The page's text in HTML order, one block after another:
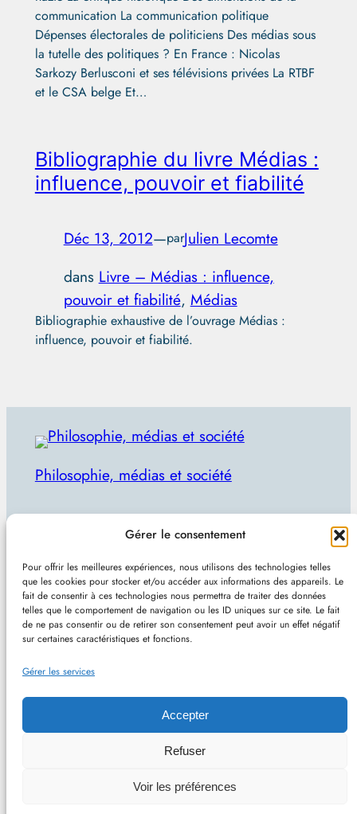
Gérer le consentement
Pour offrir les meilleures expériences, nous utilisons des technologies telles
que les cookies pour stocker et/ou accéder aux informations des appareils. Le
fait de consentir à ces technologies nous permettra de traiter des données
telles que le comportement de navigation ou les ID uniques sur ce site. Le fait
de ne pas consentir ou de retirer son consentement peut avoir un effet négatif
sur certaines caractéristiques et fonctions.
Gérer les services
Accepter
Refuser
Voir les préférences
communication La communication politique
Dépenses électorales de politiciens Des médias sous
la tutelle des politiques ? En France : Nicolas
Sarkozy Berlusconi et ses télévisions privées La RTBF
et le CSA belge Et…
Bibliographie du livre Médias :
influence, pouvoir et fiabilité
Déc 13, 2012—parJulien Lecomte
dans Livre – Médias : influence,
pouvoir et fiabilité, Médias
Bibliographie exhaustive de l’ouvrage Médias :
influence, pouvoir et fiabilité.
Philosophie, médias et société
e
c
h
e
r
c
Plan du site–Mentions et confidentialité–Sans
pub et indépendant
Philomedia.be – Philosophie, médias et société –
WordPress–RSS